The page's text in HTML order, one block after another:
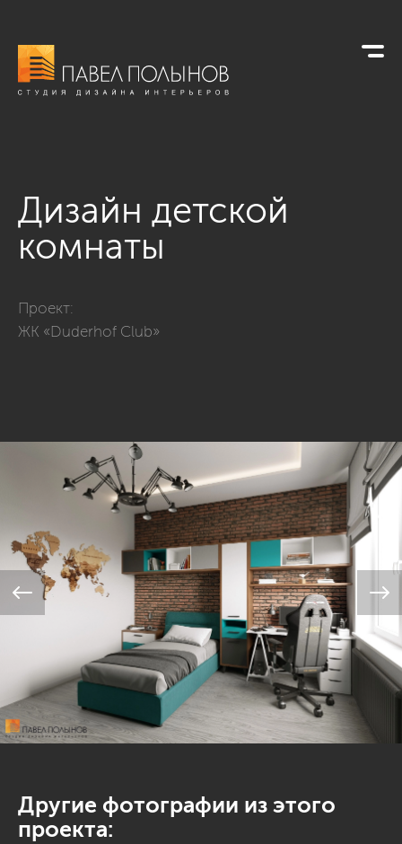
Дизайн детской
комнаты
Проект:
ЖК «Duderhof Club»
Другие фотографии из этого
проекта: